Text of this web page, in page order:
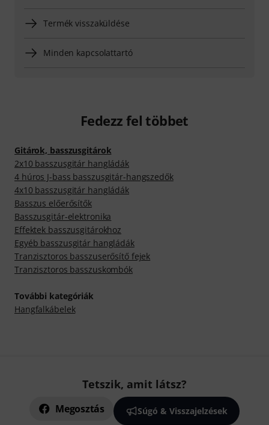
Termék visszaküldése
Minden kapcsolattartó
Fedezz fel többet
Gitárok, basszusgitárok
2x10 basszusgitár hangládák
4 húros J-bass basszusgitár-hangszedők
4x10 basszusgitár hangládák
Basszus előerősítők
Basszusgitár-elektronika
Effektek basszusgitárokhoz
Egyéb basszusgitár hangládák
Tranzisztoros basszuserősítő fejek
Tranzisztoros basszuskombók
További kategóriák
Hangfalkábelek
Tetszik, amit látsz?
Megosztás Súgó & Visszajelzések